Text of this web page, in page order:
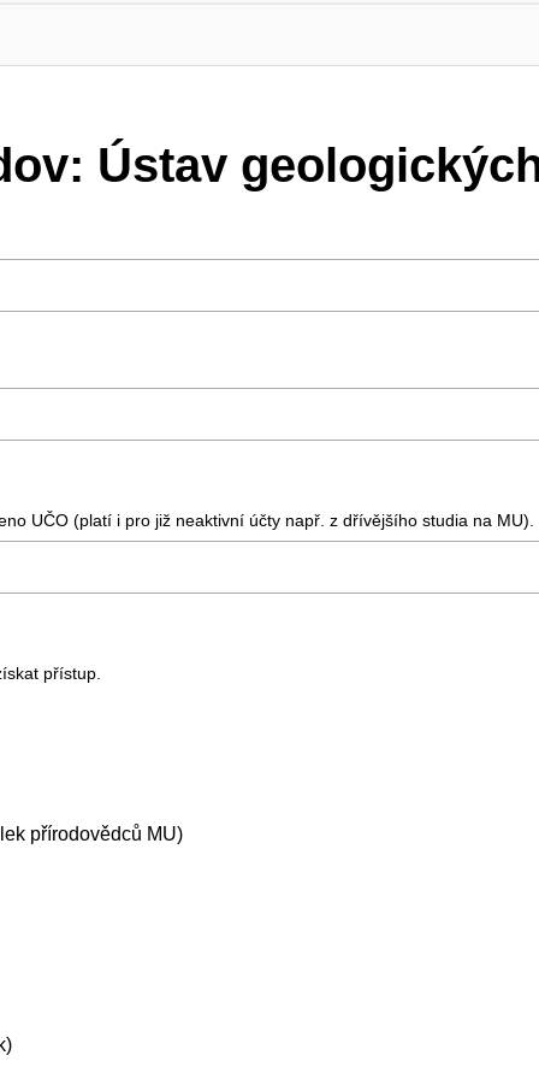
Ústav
UČO (platí i pro již neaktivní účty např. z dřívějšího studia na MU).
přístup.
přírodovědců MU)